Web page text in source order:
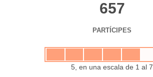
657
PARTÍCIPES
5, en una escala de 1 al 7